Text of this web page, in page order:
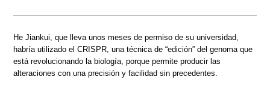
He Jiankui, que lleva unos meses de permiso de su universidad,
habría utilizado el CRISPR, una técnica de “edición” del genoma que
está revolucionando la biología, porque permite producir las
alteraciones con una precisión y facilidad sin precedentes.